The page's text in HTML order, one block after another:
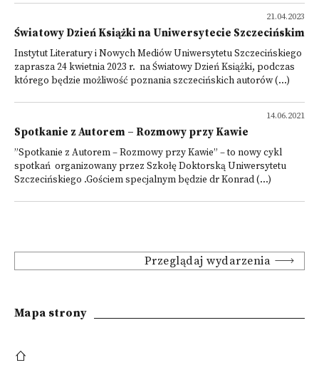
21.04.2023
Światowy Dzień Książki na Uniwersytecie Szczecińskim
Instytut Literatury i Nowych Mediów Uniwersytetu Szczecińskiego
zaprasza 24 kwietnia 2023 r. na Światowy Dzień Książki, podczas
którego będzie możliwość poznania szczecińskich autorów (...)
14.06.2021
Spotkanie z Autorem – Rozmowy przy Kawie
”Spotkanie z Autorem – Rozmowy przy Kawie” – to nowy cykl
spotkań organizowany przez Szkołę Doktorską Uniwersytetu
Szczecińskiego .Gościem specjalnym będzie dr Konrad (...)
Przeglądaj wydarzenia
Mapa strony